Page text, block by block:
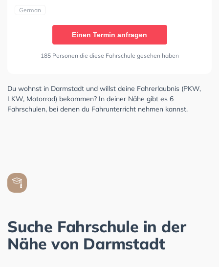
German
Einen Termin anfragen
185 Personen die diese Fahrschule gesehen haben
Du wohnst in Darmstadt und willst deine Fahrerlaubnis (PKW,
LKW, Motorrad) bekommen? In deiner Nähe gibt es 6
Fahrschulen, bei denen du Fahrunterricht nehmen kannst.
Suche Fahrschule in der
Nähe von Darmstadt